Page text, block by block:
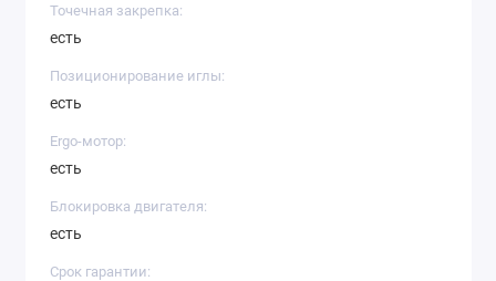
Точечная закрепка:
есть
Позиционирование иглы:
есть
Ergo-мотор:
есть
Блокировка двигателя:
есть
Срок гарантии: